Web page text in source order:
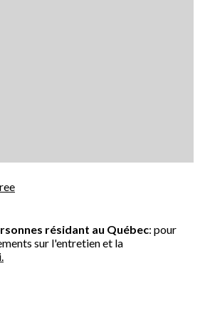
résidant au Québec: pour
sur l'entretien et la